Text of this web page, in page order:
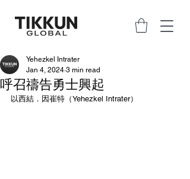
呼召禱告勇士興起
Yehezkel Intrater
Jan 4, 2024 3 min read
以西結．因崔特（Yehezkel Intrater）